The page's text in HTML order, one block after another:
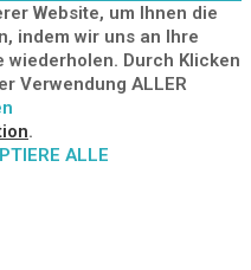
Website, um Ihnen die
indem wir uns an Ihre
Durch Klicken
Verwendung ALLER
.
ALLE